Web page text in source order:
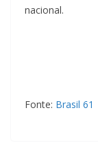
nacional.
Fonte: Brasil 61